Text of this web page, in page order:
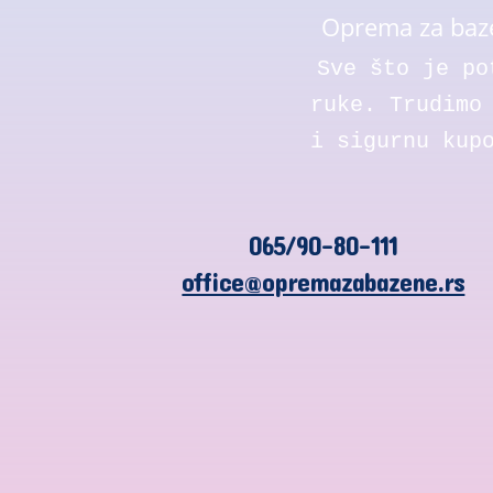
Oprema za
Sve što je
ruke.
i sigurnu
065/90-80-111
office@opremazabazene.rs